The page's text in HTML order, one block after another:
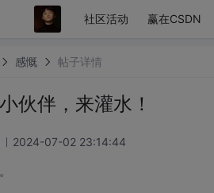
社区活动 赢在CSDN
感慨 帖子详情
伙伴，来灌水！
2024-07-02 23:14:44